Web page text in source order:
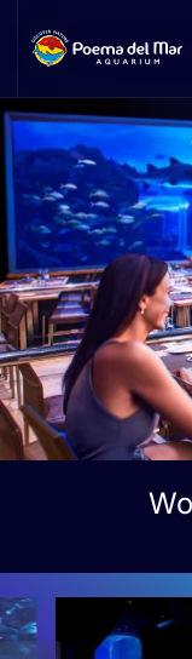
Skip to main